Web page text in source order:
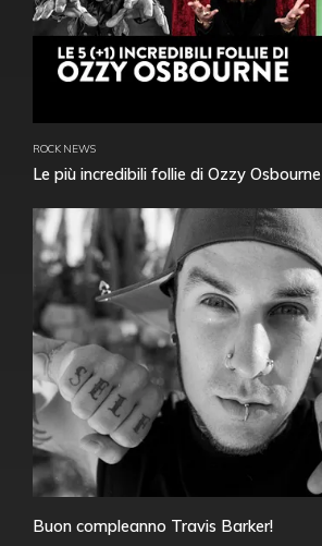
ROCK NEWS
Le più incredibili follie di Ozzy Osbourne
Buon compleanno Travis Barker!